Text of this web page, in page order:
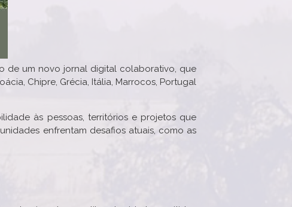
de um novo jornal digital colaborativo, que
Chipre, Grécia, Itália, Marrocos, Portugal
às pessoas, territórios e projetos que
enfrentam desafios atuais, como as